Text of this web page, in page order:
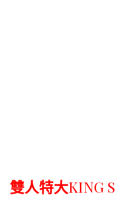
雙人特大KING